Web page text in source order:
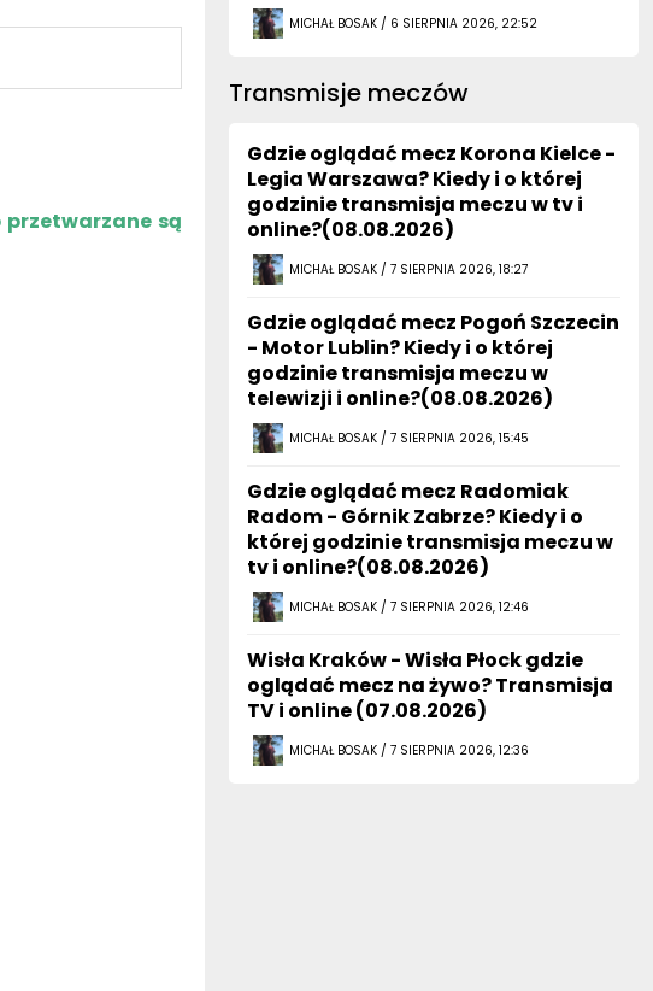
przetwarzane są
MICHAŁ BOSAK / 6 SIERPNIA 2026, 22:52
Transmisje meczów
Gdzie oglądać mecz Korona Kielce -
Legia Warszawa? Kiedy i o której
godzinie transmisja meczu w tv i
online?(08.08.2026)
MICHAŁ BOSAK / 7 SIERPNIA 2026, 18:27
Gdzie oglądać mecz Pogoń Szczecin
- Motor Lublin? Kiedy i o której
godzinie transmisja meczu w
telewizji i online?(08.08.2026)
MICHAŁ BOSAK / 7 SIERPNIA 2026, 15:45
Gdzie oglądać mecz Radomiak
Radom - Górnik Zabrze? Kiedy i o
której godzinie transmisja meczu w
tv i online?(08.08.2026)
MICHAŁ BOSAK / 7 SIERPNIA 2026, 12:46
Wisła Kraków - Wisła Płock gdzie
oglądać mecz na żywo? Transmisja
TV i online (07.08.2026)
MICHAŁ BOSAK / 7 SIERPNIA 2026, 12:36